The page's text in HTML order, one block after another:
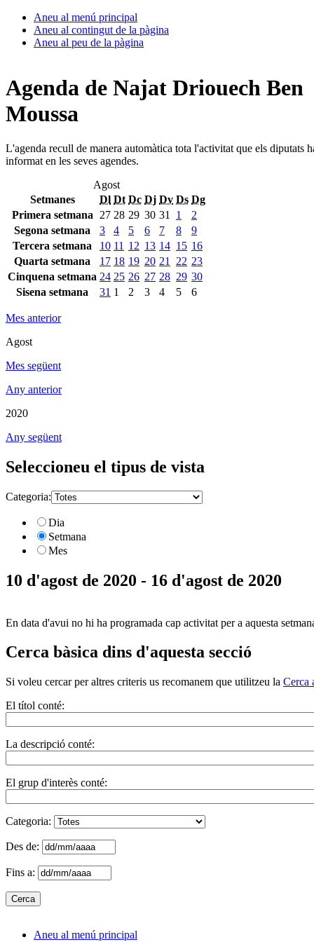
Aneu al menú principal
Aneu al contingut de la pàgina
Aneu al peu de la pàgina
Agenda de Najat Driouech Ben
Moussa
L'agenda recull de manera automàtica tota l'activitat que els diputats
informat en les seves agendes.
Agost
Setmanes
Dl Dt Dc Dj Dv Ds Dg
Primera setmana
27 28 29 30 31 1
2
Segona setmana
3 4 5 6 7 8
9
Tercera setmana
10 11 12 13 14 15 16
Quarta setmana
17 18 19 20 21 22 23
Cinquena setmana 24 25 26 27 28 29 30
Sisena setmana
31 1 2 3 4 5 6
Mes anterior
Agost
Mes següent
Any anterior
2020
Any següent
Seleccioneu el tipus de vista
Categoria:
Dia
Setmana
Mes
10 d'agost de 2020 - 16 d'agost de 2020
En data d'avui no hi ha programada cap activitat per a aquesta
Cerca bàsica dins d'aquesta secció
Si voleu cercar per altres criteris us recomanem que utilitzeu la Cerca
El títol conté:
La descripció conté:
El grup d'interès conté:
Categoria:
Des de:
Fins a:
Aneu al menú principal